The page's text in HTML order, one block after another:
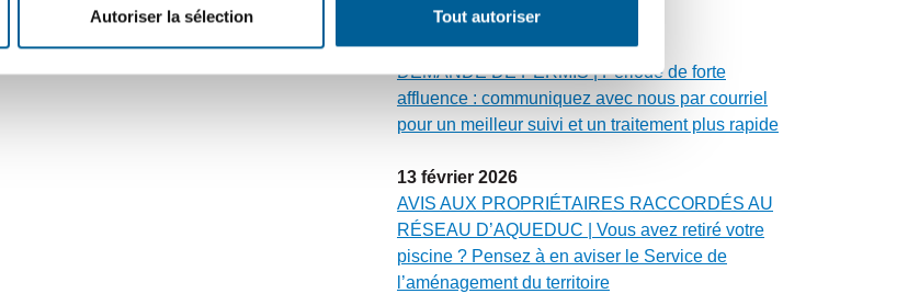
Autoriser la sélection Tout autoriser
23 avril 2026
DEMANDE DE PERMIS | Période de forte
affluence : communiquez avec nous par courriel
pour un meilleur suivi et un traitement plus rapide
13 février 2026
AVIS AUX PROPRIÉTAIRES RACCORDÉS AU
RÉSEAU D’AQUEDUC | Vous avez retiré votre
piscine ? Pensez à en aviser le Service de
l’aménagement du territoire